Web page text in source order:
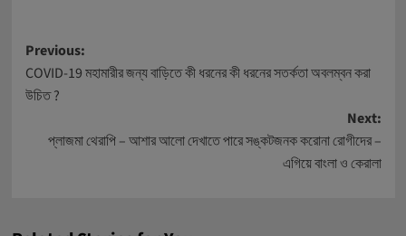
Post
navigation
Previous:
COVID-19 মহামারীর জন্য বাড়িতে কী ধরনের কী ধরনের সতর্কতা অবলম্বন করা
উচিত ?
Next:
প্লাজমা থেরাপি – আশার আলো দেখাতে পারে সঙ্কটজনক করোনা রোগীদের –
এগিয়ে বাংলা ও কেরালা